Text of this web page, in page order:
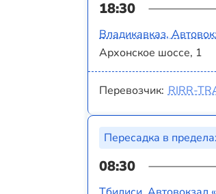
18:30
Владикавказ,
Архонское шоссе, 1
Перевозчик: RIRR-
Пересадка в
08:30